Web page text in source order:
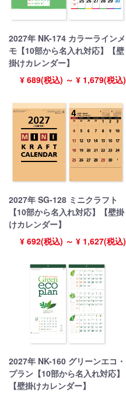
2027年 NK-174 カラーラインメ
モ【10部から名入れ対応】【壁
掛けカレンダー】
¥ 689(税込) ～ ¥ 1,679(税込)
2027年 SG-128 ミニクラフト
【10部から名入れ対応】【壁掛
けカレンダー】
¥ 692(税込) ～ ¥ 1,627(税込)
2027年 NK-160 グリーンエコ・
プラン【10部から名入れ対応】
【壁掛けカレンダー】